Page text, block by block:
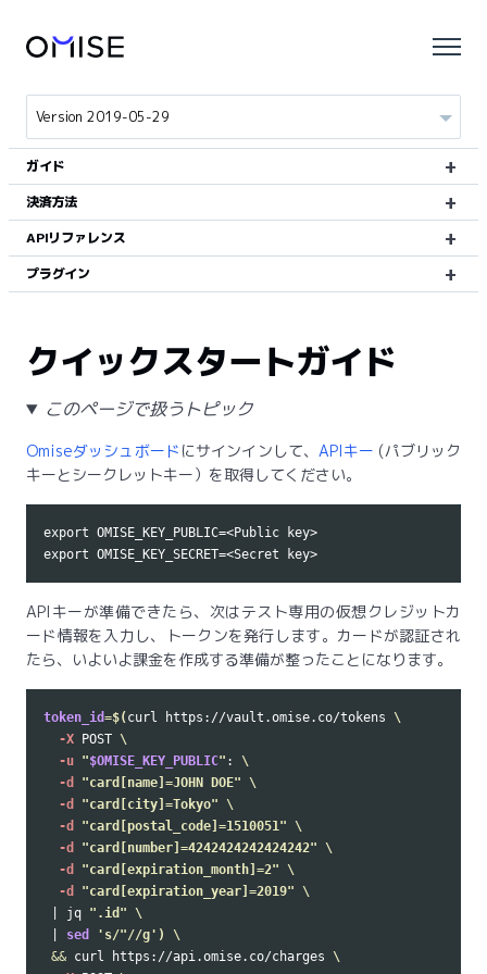
ガイド
決済方法
APIリファレンス
プラグイン
クイックスタートガイド
このページで扱うトピック
Omiseダッシュボード にサインインして、 APIキー (パブリック
キーとシークレットキー）を取得してください。
export OMISE_KEY_PUBLIC=<Public key>
APIキーが準備できたら、次はテスト専用の仮想クレジットカ
ード情報を入力し、トークンを発行します。カードが認証され
たら、いよいよ課金を作成する準備が整ったことになります。
token_id=$( curl https://vault.omise.co/tokens \
-X POST \
-u "$OMISE_KEY_PUBLIC" : \
-d
"card[name]=JOHN DOE" \
-d
"card[city]=Tokyo" \
-d
"card[postal_code]=1510051" \
-d
"card[number]=4242424242424242" \
-d
"card[expiration_month]=2" \
-d
"card[expiration_year]=2019" \
| jq ".id" \
sed 's/"//g' )
\
&& curl https://api.omise.co/charges \